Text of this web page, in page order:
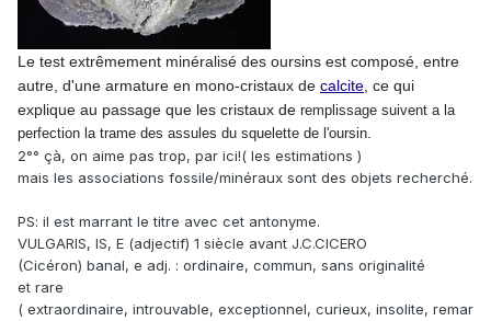
Le test extrêmement minéralisé des oursins est composé, entre
autre, d'une armature en mono-cristaux de calcite, ce qui
explique au passage que les cristaux de remplissage suivent a la
perfection la trame des assules du squelette de l'oursin.
2°° çà, on aime pas trop, par ici!( les estimations )
mais les associations fossile/minéraux sont des objets recherché.
PS: il est marrant le titre avec cet antonyme.
VULGARIS, IS, E (adjectif) 1 siècle avant J.C.CICERO
(Cicéron) banal, e adj. : ordinaire, commun, sans originalité
et rare
( extraordinaire, introuvable, exceptionnel, curieux, insolite, remar